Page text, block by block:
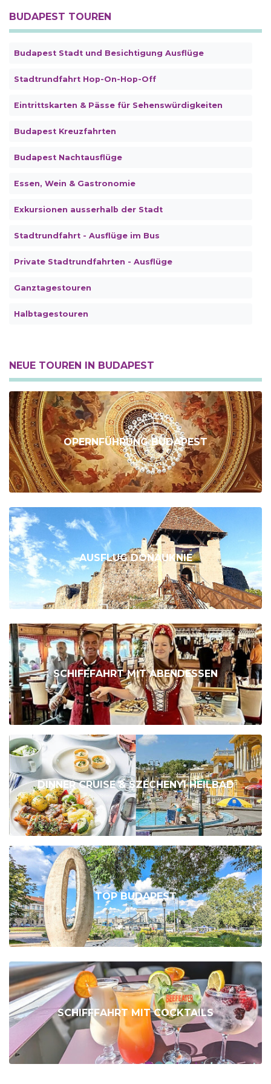
BUDAPEST TOUREN
Budapest Stadt und Besichtigung Ausflüge
Stadtrundfahrt Hop-On-Hop-Off
Eintrittskarten & Pässe für Sehenswürdigkeiten
Budapest Kreuzfahrten
Budapest Nachtausflüge
Essen, Wein & Gastronomie
Exkursionen ausserhalb der Stadt
Stadtrundfahrt - Ausflüge im Bus
Private Stadtrundfahrten - Ausflüge
Ganztagestouren
Halbtagestouren
NEUE TOUREN IN BUDAPEST
OPERNFÜHRUNG BUDAPEST
AUSFLUG DONAUKNIE
SCHIFFFAHRT MIT ABENDESSEN
DINNER CRUISE & SZÉCHENYI HEILBAD
TOP BUDAPEST
SCHIFFFAHRT MIT COCKTAILS